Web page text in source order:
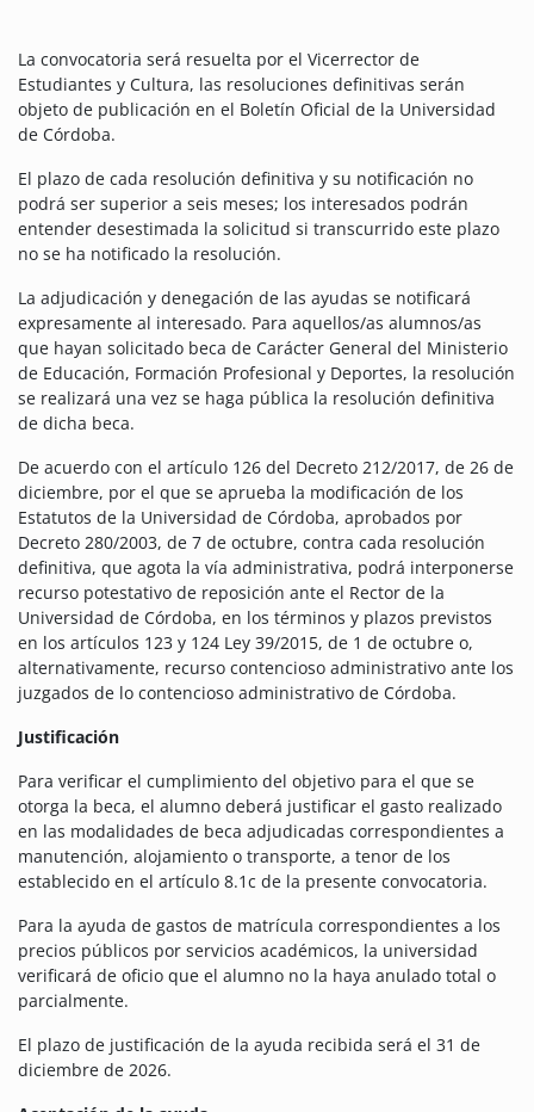
La convocatoria será resuelta por el Vicerrector de
Estudiantes y Cultura, las resoluciones definitivas serán
objeto de publicación en el Boletín Oficial de la Universidad
de Córdoba.
El plazo de cada resolución definitiva y su notificación no
podrá ser superior a seis meses; los interesados podrán
entender desestimada la solicitud si transcurrido este plazo
no se ha notificado la resolución.
La adjudicación y denegación de las ayudas se notificará
expresamente al interesado. Para aquellos/as alumnos/as
que hayan solicitado beca de Carácter General del Ministerio
de Educación, Formación Profesional y Deportes, la resolución
se realizará una vez se haga pública la resolución definitiva
de dicha beca.
De acuerdo con el artículo 126 del Decreto 212/2017, de 26 de
diciembre, por el que se aprueba la modificación de los
Estatutos de la Universidad de Córdoba, aprobados por
Decreto 280/2003, de 7 de octubre, contra cada resolución
definitiva, que agota la vía administrativa, podrá interponerse
recurso potestativo de reposición ante el Rector de la
Universidad de Córdoba, en los términos y plazos previstos
en los artículos 123 y 124 Ley 39/2015, de 1 de octubre o,
alternativamente, recurso contencioso administrativo ante los
juzgados de lo contencioso administrativo de Córdoba.
Justificación
Para verificar el cumplimiento del objetivo para el que se
otorga la beca, el alumno deberá justificar el gasto realizado
en las modalidades de beca adjudicadas correspondientes a
manutención, alojamiento o transporte, a tenor de los
establecido en el artículo 8.1c de la presente convocatoria.
Para la ayuda de gastos de matrícula correspondientes a los
precios públicos por servicios académicos, la universidad
verificará de oficio que el alumno no la haya anulado total o
parcialmente.
El plazo de justificación de la ayuda recibida será el 31 de
diciembre de 2026.